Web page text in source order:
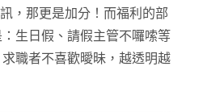
，那更是加分！而福利的部
生日假、請假主管不囉嗦等
職者不喜歡曖昧，越透明越